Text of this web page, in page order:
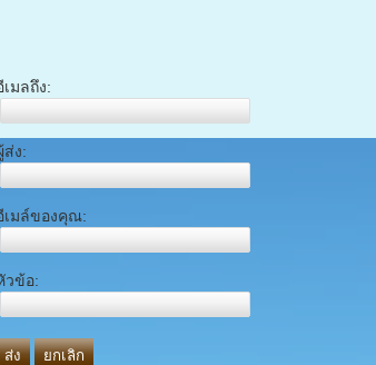
เมลถึง:
ส่ง:
เมล์ของคุณ:
วข้อ:
ส่ง ยกเลิก